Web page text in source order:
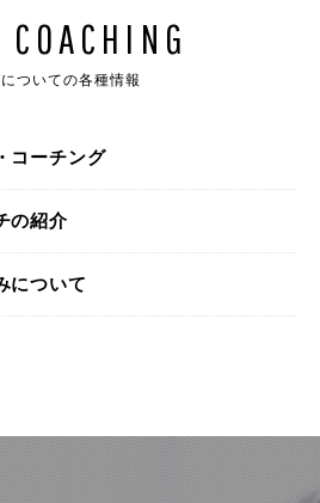
ついての各種情報
コーチング
の紹介
について